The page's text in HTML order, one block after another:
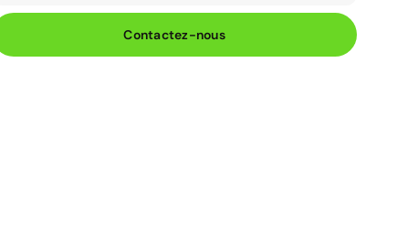
Contactez-nous